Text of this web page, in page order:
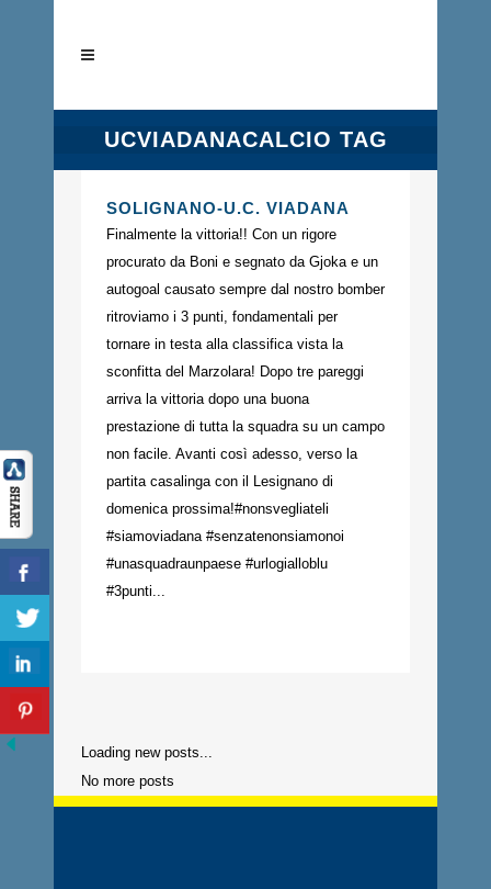
UCVIADANACALCIO TAG
SOLIGNANO-U.C. VIADANA
Finalmente la vittoria!! Con un rigore
procurato da Boni e segnato da Gjoka e un
autogoal causato sempre dal nostro bomber
ritroviamo i 3 punti, fondamentali per
tornare in testa alla classifica vista la
sconfitta del Marzolara! Dopo tre pareggi
arriva la vittoria dopo una buona
prestazione di tutta la squadra su un campo
non facile. Avanti così adesso, verso la
partita casalinga con il Lesignano di
domenica prossima!#nonsvegliateli
#siamoviadana #senzatenonsiamonoi
#unasquadraunpaese #urlogialloblu
#3punti...
Loading new posts...
No more posts